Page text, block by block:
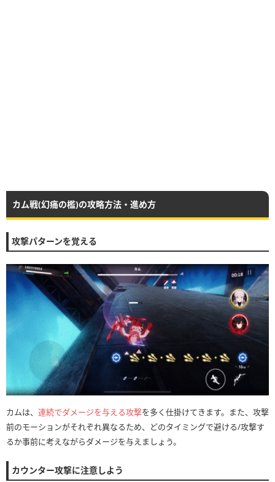
カム戦(幻痛の檻)の攻略方法・進め方
攻撃パターンを覚える
カムは、 連続でダメージを与える攻撃を多く仕掛けてきます。また、攻撃
前のモーションがそれぞれ異なるため、どのタイミングで避ける/攻撃す
るか事前に考えながらダメージを与えましょう。
カウンター攻撃に注意しよう